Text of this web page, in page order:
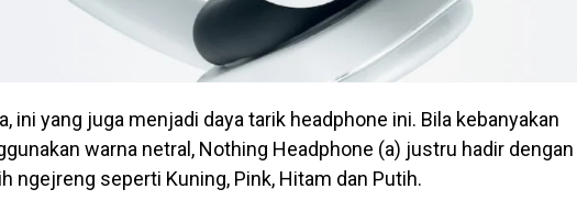
ini yang juga menjadi daya tarik headphone ini. Bila kebanyakan
warna netral, Nothing Headphone (a) justru hadir dengan
ngejreng seperti Kuning, Pink, Hitam dan Putih.